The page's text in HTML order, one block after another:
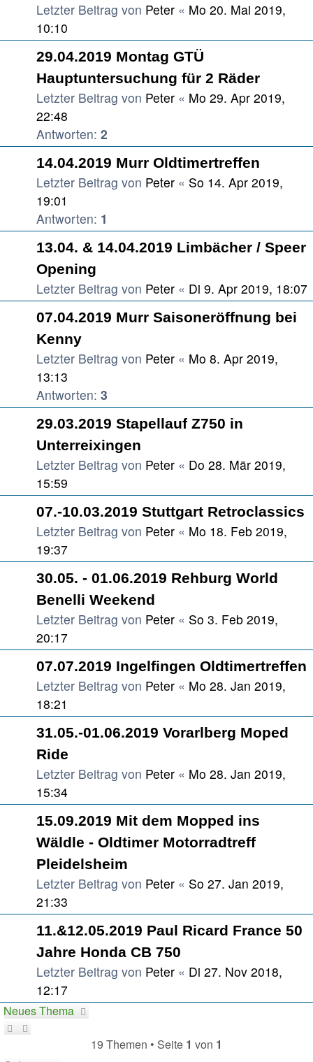
Letzter Beitrag von Peter « Mo 20. Mai 2019,
10:10
29.04.2019 Montag GTÜ
Hauptuntersuchung für 2 Räder
Letzter Beitrag von Peter « Mo 29. Apr 2019,
22:48
Antworten: 2
14.04.2019 Murr Oldtimertreffen
Letzter Beitrag von Peter « So 14. Apr 2019,
19:01
Antworten: 1
13.04. & 14.04.2019 Limbächer / Speer
Opening
Letzter Beitrag von Peter « Di 9. Apr 2019, 18:07
07.04.2019 Murr Saisoneröffnung bei
Kenny
Letzter Beitrag von Peter « Mo 8. Apr 2019,
13:13
Antworten: 3
29.03.2019 Stapellauf Z750 in
Unterreixingen
Letzter Beitrag von Peter « Do 28. Mär 2019,
15:59
07.-10.03.2019 Stuttgart Retroclassics
Letzter Beitrag von Peter « Mo 18. Feb 2019,
19:37
30.05. - 01.06.2019 Rehburg World
Benelli Weekend
Letzter Beitrag von Peter « So 3. Feb 2019,
20:17
07.07.2019 Ingelfingen Oldtimertreffen
Letzter Beitrag von Peter « Mo 28. Jan 2019,
18:21
31.05.-01.06.2019 Vorarlberg Moped
Ride
Letzter Beitrag von Peter « Mo 28. Jan 2019,
15:34
15.09.2019 Mit dem Mopped ins
Wäldle - Oldtimer Motorradtreff
Pleidelsheim
Letzter Beitrag von Peter « So 27. Jan 2019,
21:33
11.&12.05.2019 Paul Ricard France 50
Jahre Honda CB 750
Letzter Beitrag von Peter « Di 27. Nov 2018,
12:17
Neues Thema
19 Themen • Seite 1 von 1